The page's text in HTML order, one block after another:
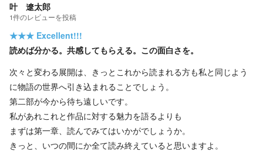
叶 遼太郎
1件のレビューを投稿
★★★ Excellent!!!
読めば分かる。共感してもらえる。この面白さを。
次々と変わる展開は、きっとこれから読まれる方も私と同じよう
に物語の世界へ引き込まれることでしょう。
第二部が今から待ち遠しいです。
私があれこれと作品に対する魅力を語るよりも
まずは第一章、読んでみてはいかがでしょうか。
きっと、いつの間にか全て読み終えていると思いますよ。